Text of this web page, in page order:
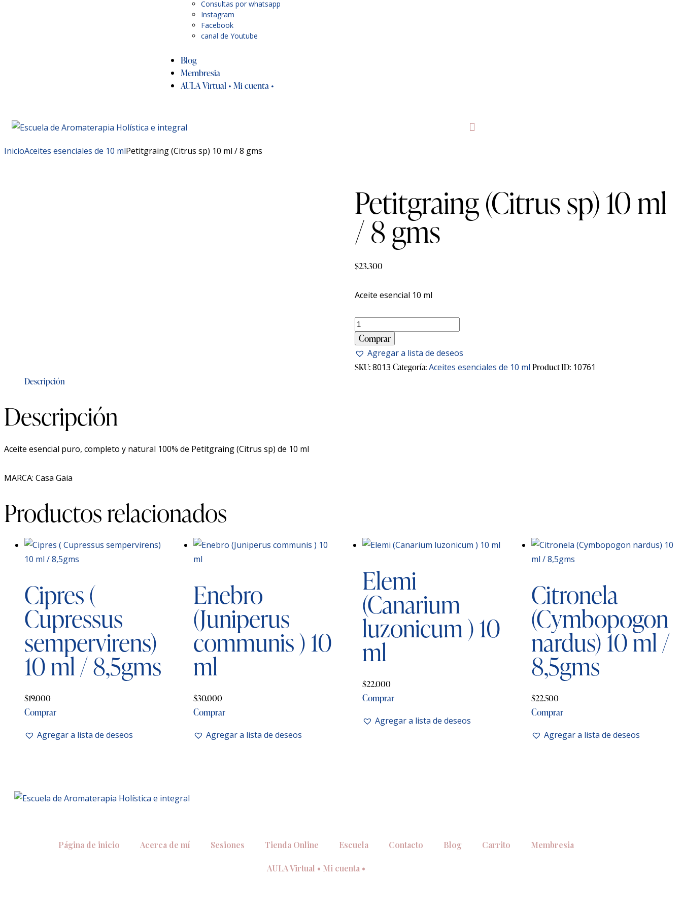
Consultas por whatsapp
Instagram
Facebook
canal de Youtube
Blog
Membresia
AULA Virtual • Mi cuenta •
InicioAceites esenciales de 10 mlPetitgraing (Citrus sp) 10 ml / 8 gms
Petitgraing (Citrus sp) 10 ml
/ 8 gms
$23.300
Aceite esencial 10 ml
Comprar
Agregar a lista de deseos
SKU:8013 Categoría:Aceites esenciales de 10 ml Product ID: 10761
Descripción
Descripción
Aceite esencial puro, completo y natural 100% de Petitgraing (Citrus sp) de 10 ml
MARCA: Casa Gaia
Productos relacionados
Cipres (
Cupressus
sempervirens)
10 ml / 8,5gms
$19.000
Comprar
Agregar a lista de deseos
Enebro
(Juniperus
communis ) 10
ml
$30.000
Comprar
Agregar a lista de deseos
Elemi
(Canarium
luzonicum ) 10
ml
$22.000
Comprar
Agregar a lista de deseos
Citronela
(Cymbopogon
nardus) 10 ml /
8,5gms
$22.500
Comprar
Agregar a lista de deseos
Página de inicio Acerca de mí Sesiones Tienda Online Escuela Contacto Blog Carrito Membresia
AULA Virtual • Mi cuenta •